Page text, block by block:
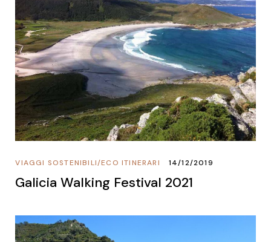
ECO ITINERARI
/
VIAGGI SOSTENIBILI 14/12/2019
Galicia Walking Festival 2021